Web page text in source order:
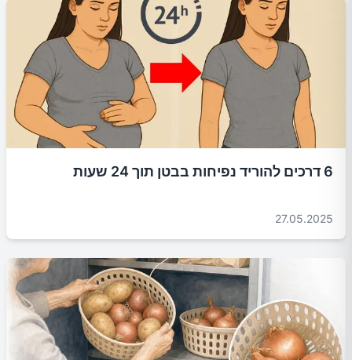
6 דרכים להוריד נפיחות בבטן תוך 24 שעות
27.05.2025